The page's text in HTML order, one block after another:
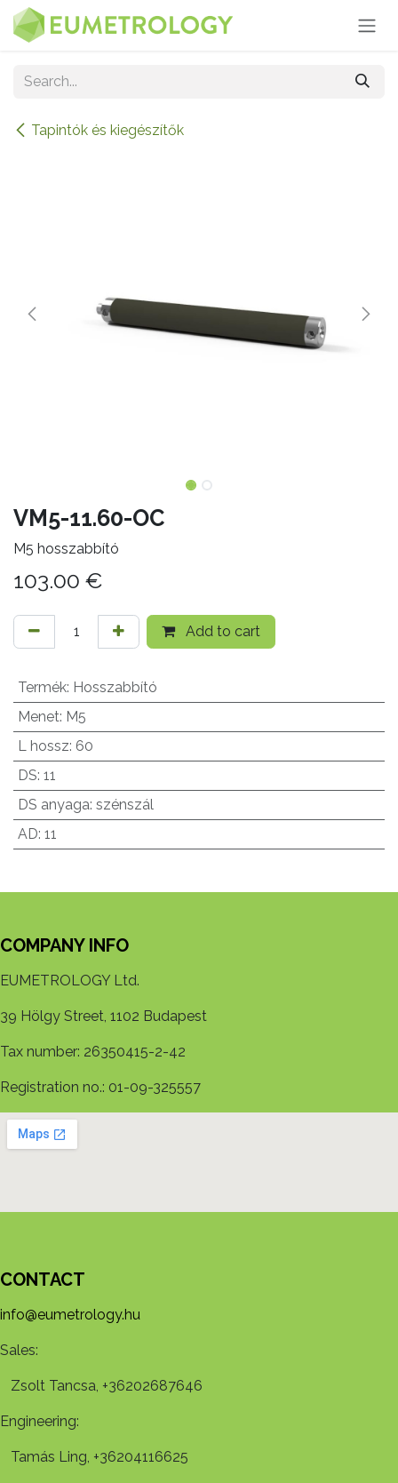
Skip to Content
Tapintók és kiegészítők
VM5-11.60-OC
M5 hosszabbító
103.00 €
Add to cart
Termék: Hosszabbító
Menet: M5
L hossz: 60
DS: 11
DS anyaga: szénszál
AD: 11
COMPANY INFO
EUMETROLOGY Ltd.
39 Hölgy Street, 1102 Budapest
Tax number: 26350415-2-42
Registration no.: 01-09-325557
CONTACT
info@eumetrology.hu
Sales:
Zsolt Tancsa, +36202687646
Engineering:
Tamás Ling, +36204116625